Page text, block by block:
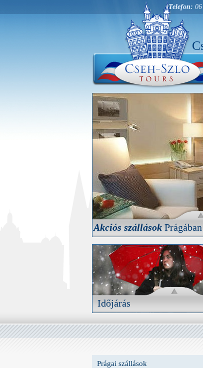
Telefon:
Akciós szállásokPrágában
Akciós szállások
Válogasson kedvére folyamatosan
akciós prágai szálláshelyeink
Időjárás
Időjárás
Ne érje váratlanul az eső,
Prágai szállások